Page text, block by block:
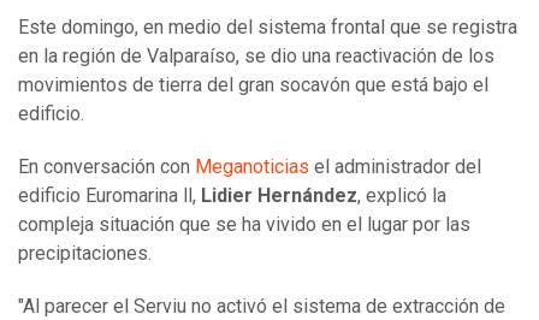
Este domingo, en medio del sistema frontal que se registra
en la región de Valparaíso, se dio una reactivación de los
movimientos de tierra del gran socavón que está bajo el
edificio.
En conversación con Meganoticias el administrador del
edificio Euromarina ll, Lidier Hernández, explicó la
compleja situación que se ha vivido en el lugar por las
precipitaciones.
"Al parecer el Serviu no activó el sistema de extracción de